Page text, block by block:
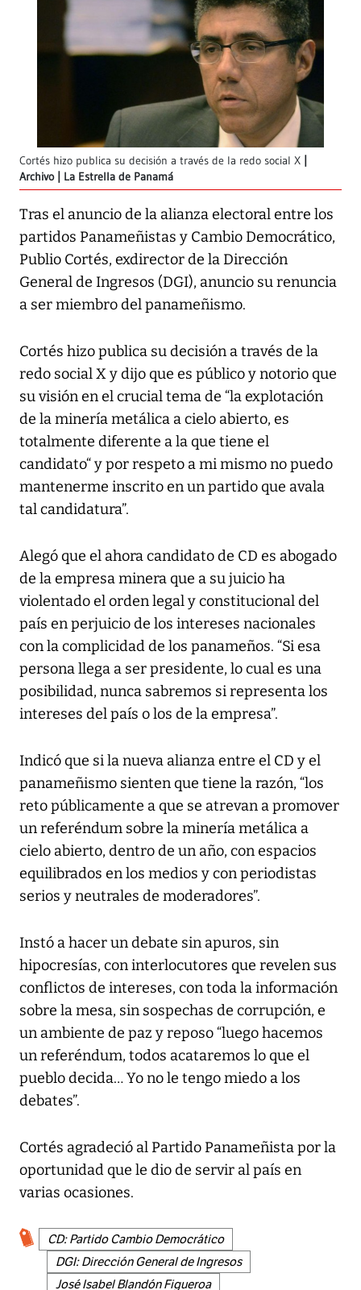
Cortés hizo publica su decisión a través de la redo social X
Archivo | La Estrella de Panamá
Tras el anuncio de la alianza electoral entre los
partidos Panameñistas y Cambio Democrático,
Publio Cortés, exdirector de la Dirección
General de Ingresos (DGI), anuncio su renuncia
a ser miembro del panameñismo.
Cortés hizo publica su decisión a través de la
redo social X y dijo que es público y notorio que
su visión en el crucial tema de “la explotación
de la minería metálica a cielo abierto, es
totalmente diferente a la que tiene el
candidato“ y por respeto a mi mismo no puedo
mantenerme inscrito en un partido que avala
tal candidatura”.
Alegó que el ahora candidato de CD es abogado
de la empresa minera que a su juicio ha
violentado el orden legal y constitucional del
país en perjuicio de los intereses nacionales
con la complicidad de los panameños. “Si esa
persona llega a ser presidente, lo cual es una
posibilidad, nunca sabremos si representa los
intereses del país o los de la empresa”.
Indicó que si la nueva alianza entre el CD y el
panameñismo sienten que tiene la razón, “los
reto públicamente a que se atrevan a promover
un referéndum sobre la minería metálica a
cielo abierto, dentro de un año, con espacios
equilibrados en los medios y con periodistas
serios y neutrales de moderadores”.
Instó a hacer un debate sin apuros, sin
hipocresías, con interlocutores que revelen sus
conflictos de intereses, con toda la información
sobre la mesa, sin sospechas de corrupción, e
un ambiente de paz y reposo “luego hacemos
un referéndum, todos acataremos lo que el
pueblo decida… Yo no le tengo miedo a los
debates”.
Cortés agradeció al Partido Panameñista por la
oportunidad que le dio de servir al país en
varias ocasiones.
CD: Partido Cambio Democrático
DGI: Dirección General de Ingresos
José Isabel Blandón Figueroa